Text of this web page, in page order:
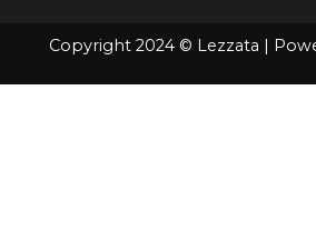
Copyright 2024 © Lezzata |